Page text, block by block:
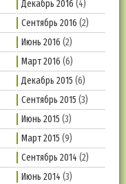
Декабрь 2016 (4)
Сентябрь 2016 (2)
Июнь 2016 (2)
Март 2016 (6)
Декабрь 2015 (6)
Сентябрь 2015 (3)
Июнь 2015 (3)
Март 2015 (9)
Сентябрь 2014 (2)
Июнь 2014 (3)